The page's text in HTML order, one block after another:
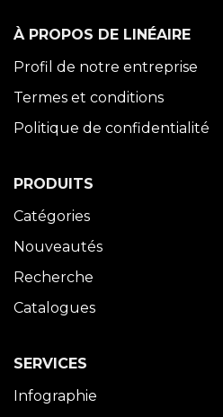
À PROPOS DE LINÉAIRE
Profil de notre entreprise
Termes et conditions
Politique de confidentialité
PRODUITS
Catégories
Nouveautés
Recherche
Catalogues
SERVICES
Infographie